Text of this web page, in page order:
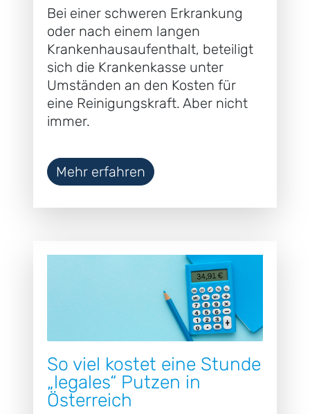
Bei einer schweren Erkrankung
oder nach einem langen
Krankenhausaufenthalt, beteiligt
sich die Krankenkasse unter
Umständen an den Kosten für
eine Reinigungskraft. Aber nicht
immer.
Mehr erfahren
So viel kostet eine Stunde
„legales“ Putzen in
Österreich